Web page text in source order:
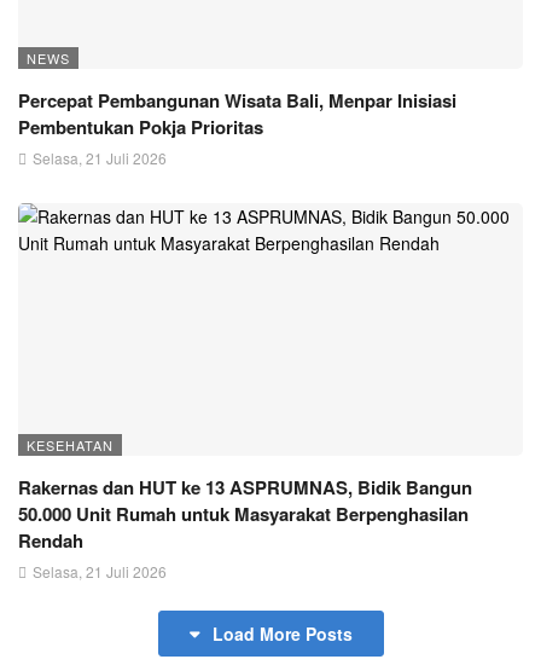
NEWS
Percepat Pembangunan Wisata Bali, Menpar Inisiasi
Pembentukan Pokja Prioritas
Selasa, 21 Juli 2026
KESEHATAN
Rakernas dan HUT ke 13 ASPRUMNAS, Bidik Bangun
50.000 Unit Rumah untuk Masyarakat Berpenghasilan
Rendah
Selasa, 21 Juli 2026
Load More Posts